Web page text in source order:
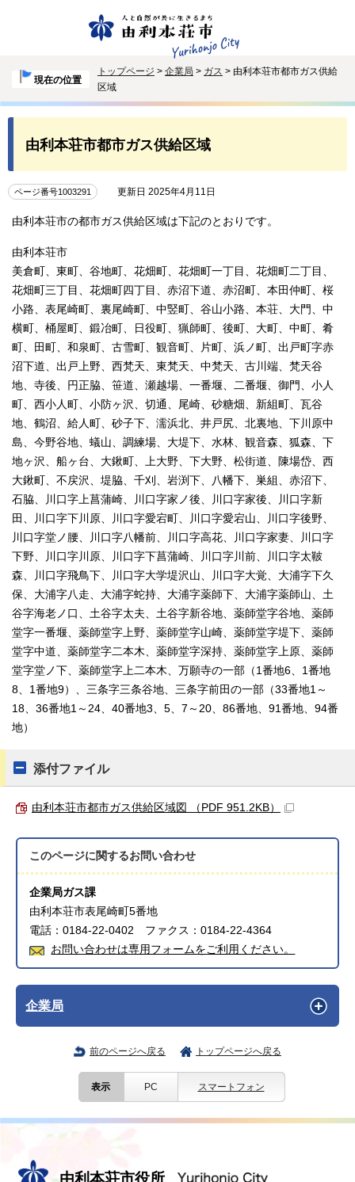
現在の位置
トップページ > 企業局 > ガス > 由利本荘市都市ガス供給
区域
由利本荘市都市ガス供給区域
ページ番号1003291 更新日 2025年4月11日
由利本荘市の都市ガス供給区域は下記のとおりです。
由利本荘市
美倉町、東町、谷地町、花畑町、花畑町一丁目、花畑町二丁目、
花畑町三丁目、花畑町四丁目、赤沼下道、赤沼町、本田仲町、桜
小路、表尾崎町、裏尾崎町、中竪町、谷山小路、本荘、大門、中
横町、桶屋町、鍛冶町、日役町、猟師町、後町、大町、中町、肴
町、田町、和泉町、古雪町、観音町、片町、浜ノ町、出戸町字赤
沼下道、出戸上野、西梵天、東梵天、中梵天、古川端、梵天谷
地、寺後、円正脇、笹道、瀬越場、一番堰、二番堰、御門、小人
町、西小人町、小防ヶ沢、切通、尾崎、砂糖畑、新組町、瓦谷
地、鶴沼、給人町、砂子下、濡浜北、井戸尻、北裏地、下川原中
島、今野谷地、蟻山、調練場、大堤下、水林、観音森、狐森、下
地ヶ沢、船ヶ台、大鍬町、上大野、下大野、松街道、陳場岱、西
大鍬町、不戻沢、堤脇、千刈、岩渕下、八幡下、巣組、赤沼下、
石脇、川口字上菖蒲崎、川口字家ノ後、川口字家後、川口字新
田、川口字下川原、川口字愛宕町、川口字愛宕山、川口字後野、
川口字堂ノ腰、川口字八幡前、川口字高花、川口字家妻、川口字
下野、川口字川原、川口字下菖蒲崎、川口字川前、川口字太鞁
森、川口字飛鳥下、川口字大学堤沢山、川口字大覚、大浦字下久
保、大浦字八走、大浦字蛇持、大浦字薬師下、大浦字薬師山、土
谷字海老ノ口、土谷字太夫、土谷字新谷地、薬師堂字谷地、薬師
堂字一番堰、薬師堂字上野、薬師堂字山崎、薬師堂字堤下、薬師
堂字中道、薬師堂字二本木、薬師堂字深持、薬師堂字上原、薬師
堂字堂ノ下、薬師堂字上二本木、万願寺の一部（1番地6、1番地
8、1番地9）、三条字三条谷地、三条字前田の一部（33番地1～
18、36番地1～24、40番地3、5、7～20、86番地、91番地、94番
地）
添付ファイル
由利本荘市都市ガス供給区域図 （PDF 951.2KB）
このページに関するお問い合わせ
企業局ガス課
由利本荘市表尾崎町5番地
電話：0184-22-0402 ファクス：0184-22-4364
お問い合わせは専用フォームをご利用ください。
企業局
前のページへ戻る トップページへ戻る
表示 PC スマートフォン
由利本荘市役所